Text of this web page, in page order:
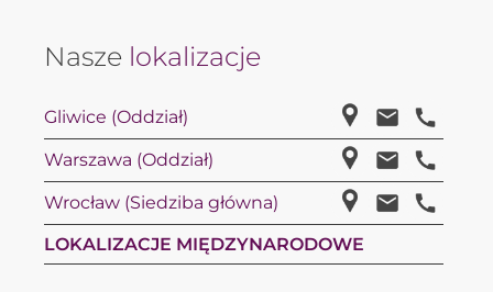
Nasze lokalizacje
Gliwice (Oddział)
Warszawa (Oddział)
Wrocław (Siedziba główna)
LOKALIZACJE MIĘDZYNARODOWE